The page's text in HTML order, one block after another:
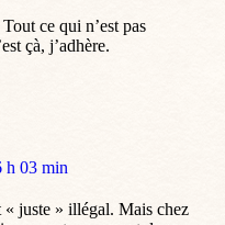
ce qui n’est pas
çà, j’adhère.
h 03 min
« juste » illégal. Mais chez